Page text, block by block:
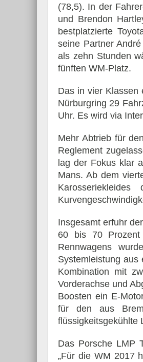
(78,5). In der
und Brendon
bestplatzierte
seine Partner
als zehn Stunden
fünften WM-Platz.
Das in vier Klassen
Nürburgring 29
Uhr. Es wird via
Mehr Abtrieb für
Reglement
lag der Fokus klar
Mans. Ab dem
Insgesamt erfuhr
60 bis 70 Prozent
Rennwagens
Systemleistung aus
Kombination mit
Vorderachse und
Boosten ein E-
für den aus
flüssigkeitsgekühlte
Das Porsche LMP
„Für die WM 2017